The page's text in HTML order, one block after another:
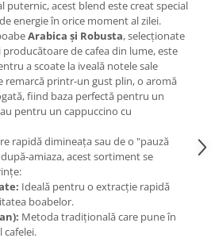
puternic, acest blend este creat special
energie în orice moment al zilei.
Arabica și Robusta, selecționate
de cafea din lume, este
a scoate la iveală notele sale
remarcă printr-un gust plin, o aromă
fiind baza perfectă pentru un
pentru un cappuccino cu
rapidă dimineața sau de o "pauză
amiaza, acest sortiment se
Ideală pentru o extracție rapidă
boabelor.
Metoda tradițională care pune în
cafelei.